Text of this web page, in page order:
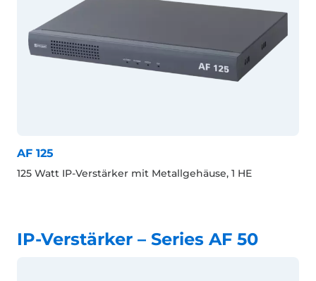
AF 125
125 Watt IP-Verstärker mit Metallgehäuse, 1 HE
IP-Verstärker – Series AF 50